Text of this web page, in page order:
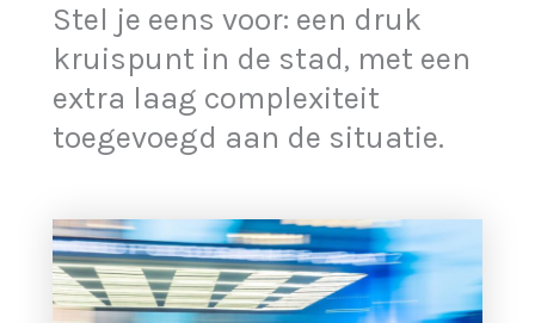
Stel je eens voor: een druk
kruispunt in de stad, met een
extra laag complexiteit
toegevoegd aan de situatie.